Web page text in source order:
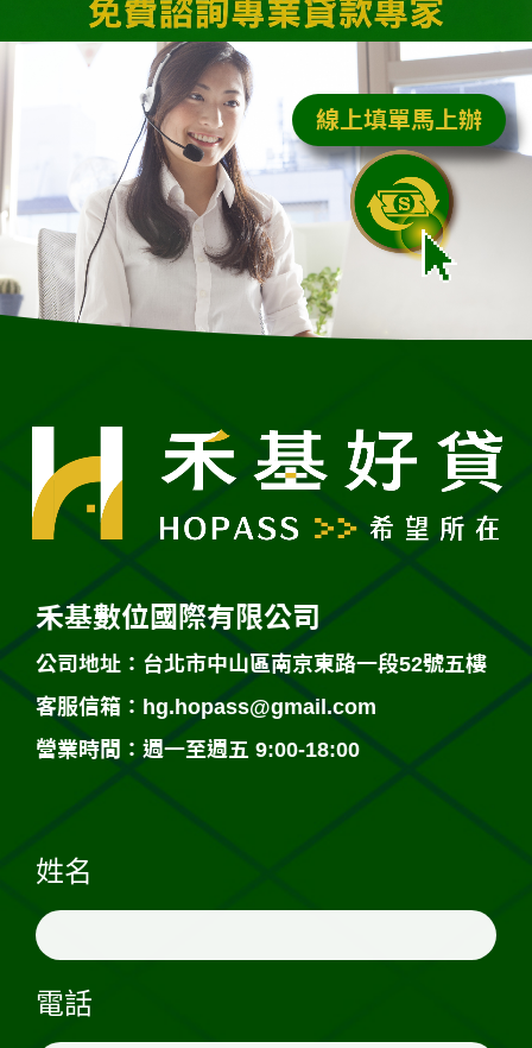
線上填單馬上辦
禾基數位國際有限公司
公司地址：台北市中山區南京東路一段52號五樓
客服信箱： hg.hopass@gmail.com
營業時間：週一至週五 9:00-18:00
姓名
電話